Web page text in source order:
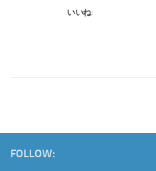
いいね:
FOLLOW: